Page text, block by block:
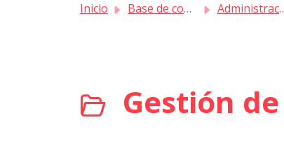
Inicio Base de conocimientos Administración
Gestión